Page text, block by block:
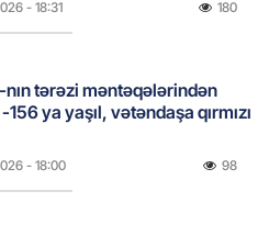
- 18:31 180
nın tərəzi məntəqələrindən
ya yaşıl, vətəndaşa qırmızı
- 18:00 98